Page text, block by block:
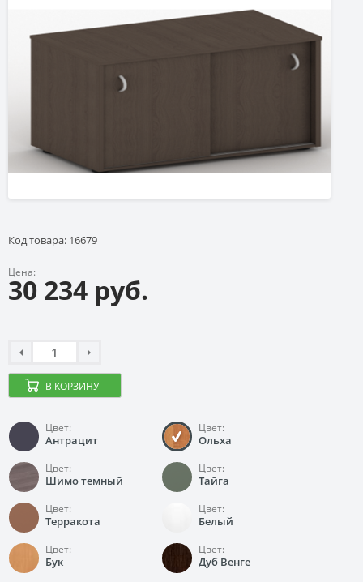
Код товара: 16679
Цена:
30 234 руб.
В КОРЗИНУ
Цвет:
Антрацит
Цвет:
Ольха
Цвет:
Шимо темный
Цвет:
Тайга
Цвет:
Терракота
Цвет:
Белый
Цвет:
Бук
Цвет:
Дуб Венге